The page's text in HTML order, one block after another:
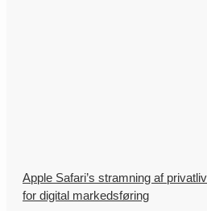
Apple Safari’s stramning af
for digital markedsføring